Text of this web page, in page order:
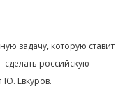
задачу, которую ставит
сделать российскую
Ю. Евкуров.